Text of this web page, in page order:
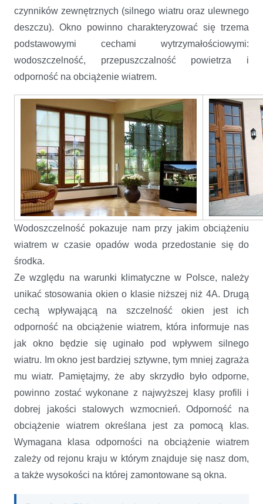
czynników zewnętrznych (silnego wiatru oraz ulewnego
deszczu). Okno powinno charakteryzować się trzema
podstawowymi cechami wytrzymałościowymi:
wodoszczelność, przepuszczalność powietrza i
odporność na obciążenie wiatrem.
Wodoszczelność pokazuje nam przy jakim obciążeniu
wiatrem w czasie opadów woda przedostanie się do
środka.
Ze względu na warunki klimatyczne w Polsce, należy
unikać stosowania okien o klasie niższej niż 4A. Drugą
cechą wpływającą na szczelność okien jest ich
odporność na obciążenie wiatrem, która informuje nas
jak okno będzie się uginało pod wpływem silnego
wiatru. Im okno jest bardziej sztywne, tym mniej zagraża
mu wiatr. Pamiętajmy, że aby skrzydło było odporne,
powinno zostać wykonane z najwyższej klasy profili i
dobrej jakości stalowych wzmocnień. Odporność na
obciążenie wiatrem określana jest za pomocą klas.
Wymagana klasa odporności na obciążenie wiatrem
zależy od rejonu kraju w którym znajduje się nasz dom,
a także wysokości na której zamontowane są okna.